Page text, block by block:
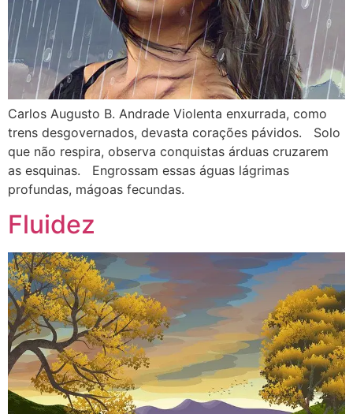
Carlos Augusto B. Andrade Violenta enxurrada, como
trens desgovernados, devasta corações pávidos. Solo
que não respira, observa conquistas árduas cruzarem
as esquinas. Engrossam essas águas lágrimas
profundas, mágoas fecundas.
Fluidez